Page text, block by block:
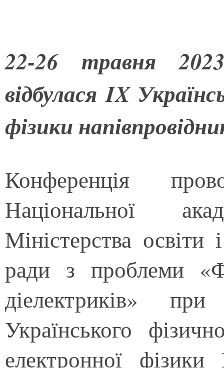
22-26 травня
відбулася IX
фізики
Конференція
Національної
Міністерства
ради з проблеми
діелектриків»
Українського
електронної